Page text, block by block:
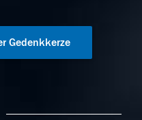
Gedenkkerze